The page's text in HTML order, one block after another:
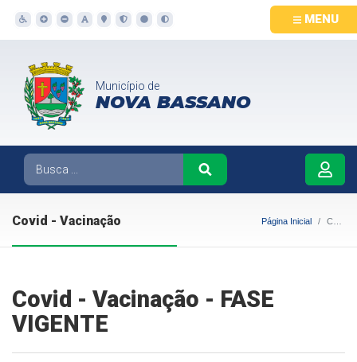
MENU
Município de
NOVA BASSANO
Covid - Vacinação Página Inicial Covid - Vacinação
Covid - Vacinação - FASE
VIGENTE